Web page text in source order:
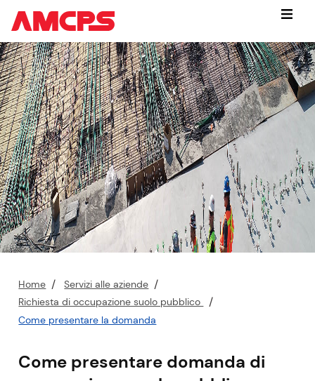
Vai
subito
a:
contenuto
cerca
nel
sito
navigazione
contestuale
piede
di
pagina
Menu
P
e
r
r
Home
Servizi alle aziende
Richiesta di occupazione suolo pubblico
Come presentare la domanda
Come presentare domanda di